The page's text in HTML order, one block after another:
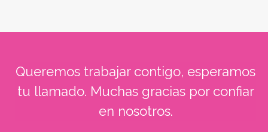
Queremos trabajar contigo, esperamos
tu llamado. Muchas gracias por confiar
en nosotros.